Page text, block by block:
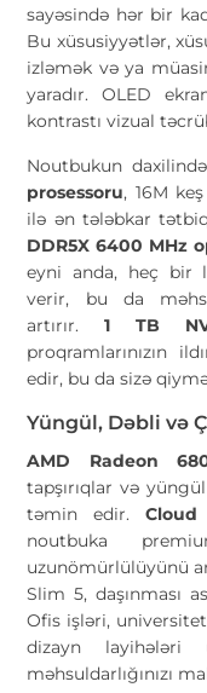
sayəsində hər bir
Bu xüsusiyyətlər,
izləmək və ya
yaradır. OLED
kontrastı vizual
Noutbukun
prosessoru, 16M
ilə ən tələbkar
DDR5X 6400 MHz
eyni anda, heç bir
verir, bu da
artırır.1 TB
proqramlarınızın
edir, bu da sizə
Yüngül, Dəbli və
AMD Radeon
tapşırıqlar və
təmin edir.
noutbuka
uzunömürlülüyünü
Slim 5, daşınması
Ofis işləri,
dizayn layihələri
məhsuldarlığınızı